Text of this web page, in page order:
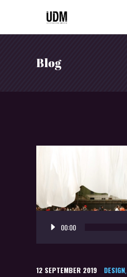
Blog
Player
00:00
12 SEPTEMBER 2019 DESIGN,